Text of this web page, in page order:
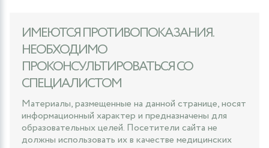
ИМЕЮТСЯ ПРОТИВОПОКАЗАНИЯ.
НЕОБХОДИМО
ПРОКОНСУЛЬТИРОВАТЬСЯ СО
СПЕЦИАЛИСТОМ
Материалы, размещенные на данной странице, носят
информационный характер и предназначены для
образовательных целей. Посетители сайта не
должны использовать их в качестве медицинских